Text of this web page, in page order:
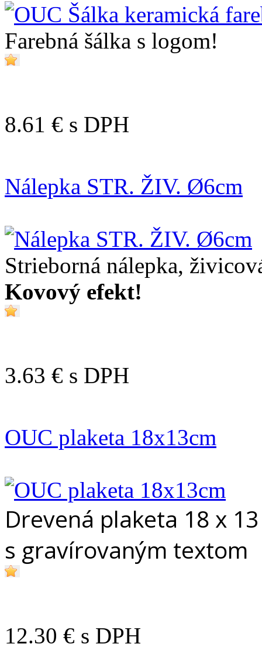
Farebná šálka s logom!
8.61 € s DPH
Nálepka STR. ŽIV. Ø6cm
Strieborná nálepka,
Kovový efekt!
3.63 € s DPH
OUC plaketa 18x13cm
Drevená plaketa 18 x
s gravírovaným textom
12.30 € s DPH